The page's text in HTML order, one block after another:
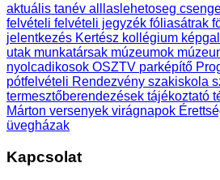
aktuális tanév alllaslehetoseg
felvételi felvételi jegyzék fóliasátrak
jelentkezés Kertész kollégium
utak munkatársak múzeumok
nyolcadikosok OSZTV parképítő
pótfelvételi Rendezvény szakiskola
termesztőberendezések tájékoztató
Márton versenyek virágnapok
üvegházak
Kapcsolat